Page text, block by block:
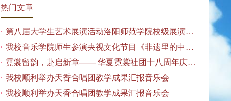
热门文章
第八届大学生艺术展演活动洛阳师范学院校级展演——艺术作品专场展览在美术与艺术学院顺利开展
我校音乐学院师生参演央视文化节目《非遗里的中国》
霓裳留韵，赴启新章—— 华夏霓裳社团十八周年庆暨毕业季特别演出圆满落幕
我校顺利举办天香合唱团教学成果汇报音乐会
我校顺利举办天香合唱团教学成果汇报音乐会